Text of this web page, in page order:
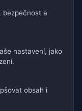
🇧🇬 Bulharsko
bezpečnost a
nastavení, jako
obsah i